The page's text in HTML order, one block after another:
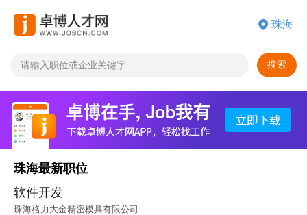
搜索
珠海最新职位
软件开发
珠海格力大金精密模具有限公司